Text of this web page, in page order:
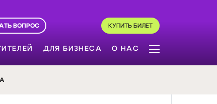
ВОПРОС КУПИТЬ БИЛЕТ
ДЛЯ БИЗНЕСА О НАС